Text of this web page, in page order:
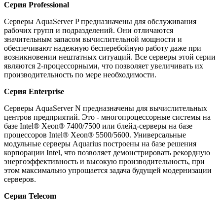
Серия Professional
Серверы AquaServer P предназначены для обслуживания
рабочих групп и подразделений. Они отличаются
значительным запасом вычислительной мощности и
обеспечивают надежную бесперебойную работу даже при
возникновении нештатных ситуаций. Все серверы этой серии
являются 2-процессорными, что позволяет увеличивать их
производительность по мере необходимости.
Серия Enterprise
Серверы AquaServer N предназначены для вычислительных
центров предприятий. Это - многопроцессорные системы на
базе Intel® Xeon® 7400/7500 или блейд-серверы на базе
процессоров Intel® Xeon® 5500/5600. Универсальные
модульные серверы Aquarius построены на базе решения
корпорации Intel, что позволяет демонстрировать рекордную
энергоэффективность и высокую производительность, при
этом максимально упрощается задача будущей модернизации
серверов.
Серия Telecom